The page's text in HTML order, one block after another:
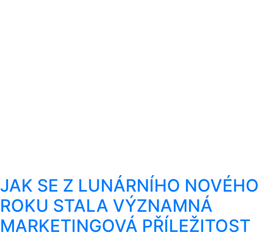
JAK SE Z LUNÁRNÍHO NOVÉHO
ROKU STALA VÝZNAMNÁ
MARKETINGOVÁ PŘÍLEŽITOST